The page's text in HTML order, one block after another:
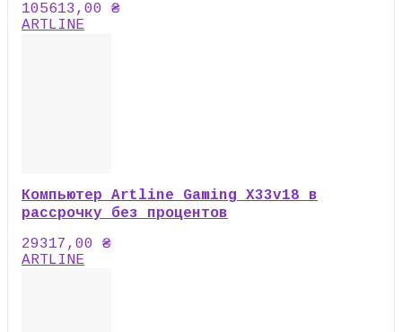
105613,00 ₴
ARTLINE
Компьютер Artline Gaming X33v18 в
рассрочку без процентов
29317,00 ₴
ARTLINE